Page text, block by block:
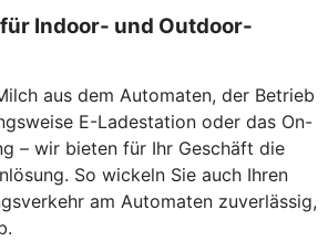
Indoor- und Outdoor-
aus dem Automaten, der Betrieb
E-Ladestation oder das On-
– wir bieten für Ihr Geschäft die
So wickeln Sie auch Ihren
am Automaten zuverlässig,